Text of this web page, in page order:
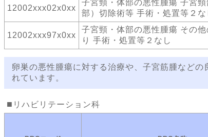
12002xxx02x0xx
子宮頸・体部の悪性腫瘍 子宮頸
部）切除術等 手術・処置等２な
12002xxx97x0xx
子宮頸・体部の悪性腫瘍 その他
り 手術・処置等２なし
卵巣の悪性腫瘍に対する治療や、子宮筋腫など
れています。
リハビリテーション科